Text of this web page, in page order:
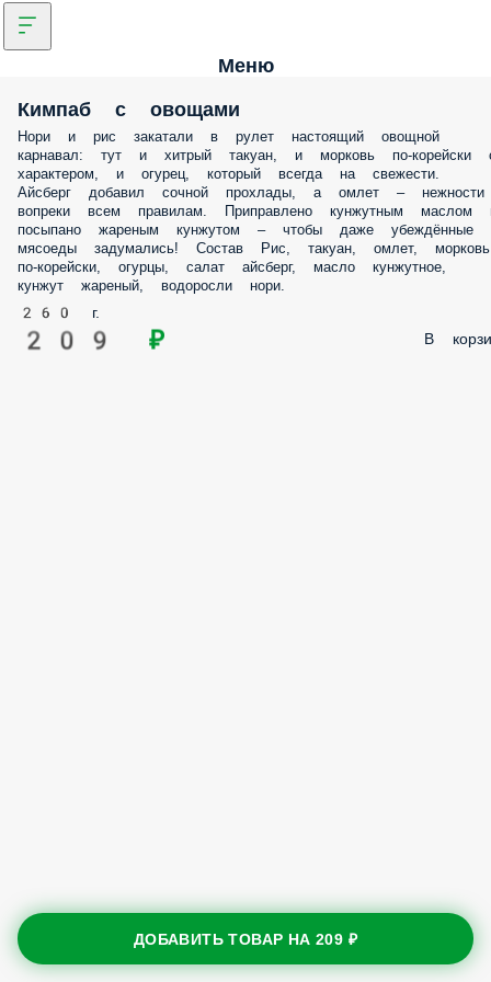
Меню
Кимпаб с овощами
Нори и рис закатали в рулет настоящий овощной
карнавал: тут и хитрый такуан, и морковь по-корейски
характером, и огурец, который всегда на свежести.
Айсберг добавил сочной прохлады, а омлет – нежности
вопреки всем правилам. Приправлено кунжутным маслом
посыпано жареным кунжутом – чтобы даже убеждённые
мясоеды задумались! Состав Рис, такуан, омлет, морковь
по-корейски, огурцы, салат айсберг, масло кунжутное,
кунжут жареный, водоросли нори.
260 г.
209 ₽ В
ДОБАВИТЬ ТОВАР НА209 ₽